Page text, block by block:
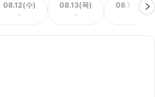
08.12(수)
-
08.13(목)
-
08.14(금)